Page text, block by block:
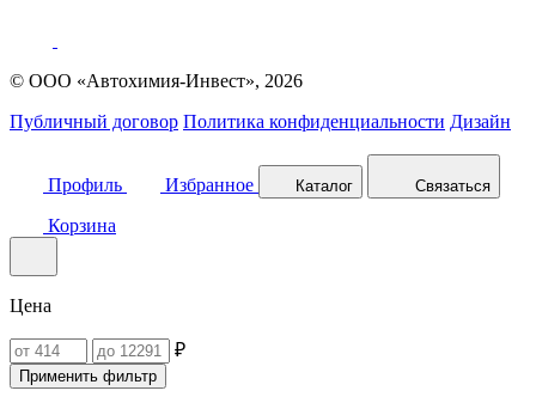
© ООО «Автохимия-Инвест», 2026
Публичный договор Политика конфиденциальности Дизайн
Профиль Избранное Каталог Связаться
Корзина
Цена
₽
Применить фильтр